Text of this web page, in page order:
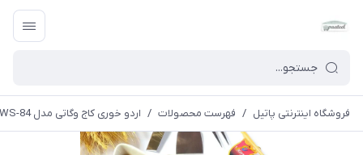
فروشگاه اینترنتی پاتیل / فهرست محصولات / اردو خوری کاج وگاتی مدل WS-84